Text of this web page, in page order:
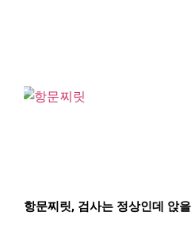
항문찌릿, 검사는 정상인데 앉